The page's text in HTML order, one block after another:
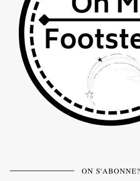
ON S'ABONNE?